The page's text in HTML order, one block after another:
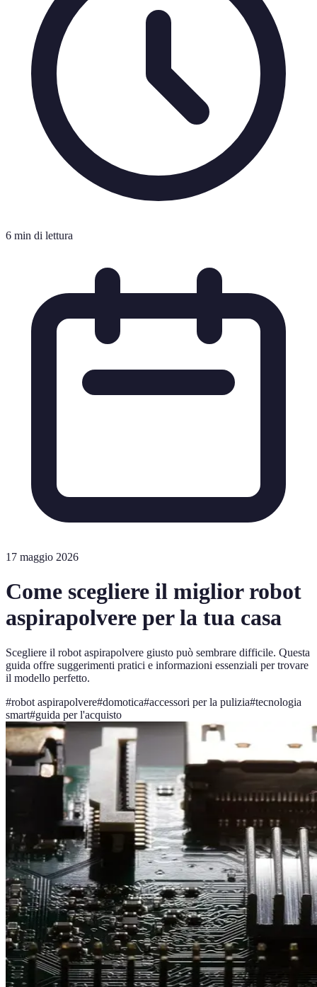
6 min di lettura
17 maggio 2026
Come scegliere il miglior robot
aspirapolvere per la tua casa
Scegliere il robot aspirapolvere giusto può sembrare difficile. Questa
guida offre suggerimenti pratici e informazioni essenziali per trovare
il modello perfetto.
#robot aspirapolvere#domotica#accessori per la pulizia#tecnologia
smart#guida per l'acquisto